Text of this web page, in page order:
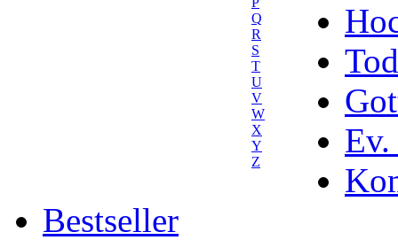
Q
R
S
T
U
V
W
X
Y
Z
Ev.
Bestseller